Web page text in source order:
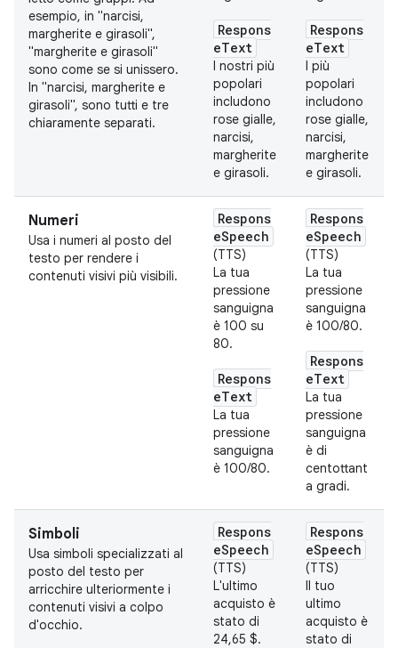
esempio, in "narcisi,
margherite e girasoli",
"margherite e girasoli"
sono come se si unissero.
In "narcisi, margherite e
girasoli", sono tutti e tre
chiaramente separati.
Respons
eText
I nostri più
popolari
includono
rose gialle,
narcisi,
margherite
e girasoli.
Respons
eText
I più
popolari
includono
rose gialle,
narcisi,
margherite
e girasoli.
Numeri
Usa i numeri al posto del
testo per rendere i
contenuti visivi più visibili.
Respons
eSpeech
(TTS)
La tua
pressione
sanguigna
è 100 su
80.
Respons
eText
La tua
pressione
sanguigna
è 100/80.
Respons
eSpeech
(TTS)
La tua
pressione
sanguigna
è 100/80.
Respons
eText
La tua
pressione
sanguigna
è di
centottant
a gradi.
Simboli
Usa simboli specializzati al
posto del testo per
arricchire ulteriormente i
contenuti visivi a colpo
d'occhio.
Respons
eSpeech
(TTS)
L'ultimo
acquisto è
stato di
24,65 $.
Respons
eSpeech
(TTS)
Il tuo
ultimo
acquisto è
stato di